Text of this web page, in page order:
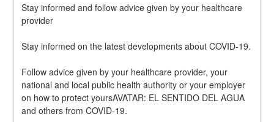
Stay informed and follow advice given by your healthcare
provider
Stay informed on the latest developments about COVID-19.
Follow advice given by your healthcare provider, your
national and local public health authority or your employer
on how to protect yoursAVATAR: EL SENTIDO DEL AGUA
and others from COVID-19.